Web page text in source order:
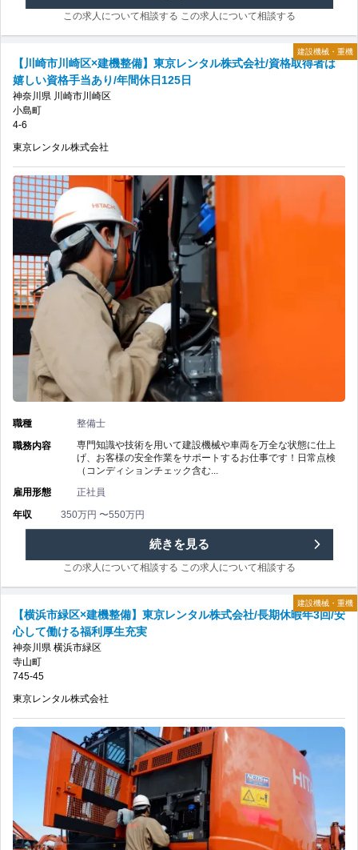
賞
あ
年
休
日
以
宅
支
援
あ
資
取
得
の
沢
市
×
整
備】
レ
ン
タ
株
式
社/
住
り/
資
格
取
この求人について相談する この求人について相談する
建設機械・重機
【川崎市川崎区×建機整備】東京レンタル株式会社/資格取得者は
嬉しい資格手当あり/年間休日125日
神奈川県 川崎市川崎区
小島町
4-6
東京レンタル株式会社
職種
整備士
職務内容
専門知識や技術を用いて建設機械や車両を万全な状態に仕上
げ、お客様の安全作業をサポートするお仕事です！日常点検
（コンディションチェック含む...
雇用形態
正社員
年収
350万円 〜550万円
【川
崎
市
×
建
機
整
続きを見る
この求人について相談する この求人について相談する
建設機械・重機
【横浜市緑区×建機整備】東京レンタル株式会社/長期休暇年3回/安
心して働ける福利厚生充実
神奈川県 横浜市緑区
寺山町
745-45
東京レンタル株式会社